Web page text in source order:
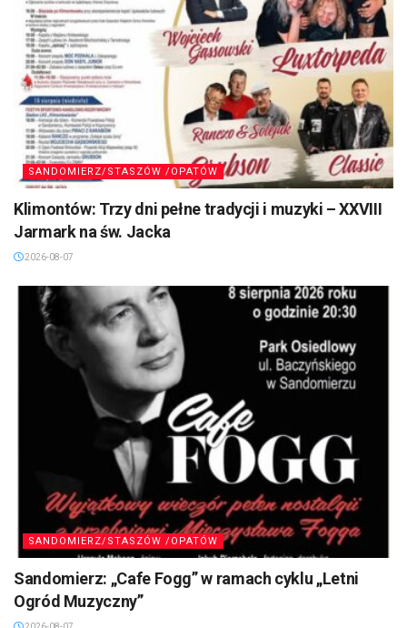
SANDOMIERZ/STASZÓW /OPATÓW
Klimontów: Trzy dni pełne tradycji i muzyki – XXVIII
Jarmark na św. Jacka
2026-08-07
SANDOMIERZ/STASZÓW /OPATÓW
Sandomierz: „Cafe Fogg” w ramach cyklu „Letni
Ogród Muzyczny”